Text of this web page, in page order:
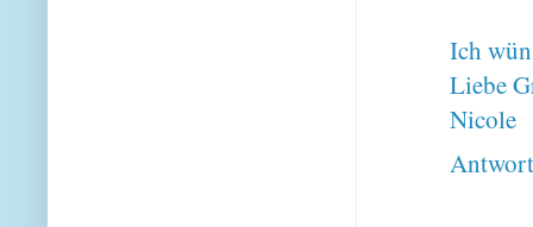
Ich
Liebe
Nicole